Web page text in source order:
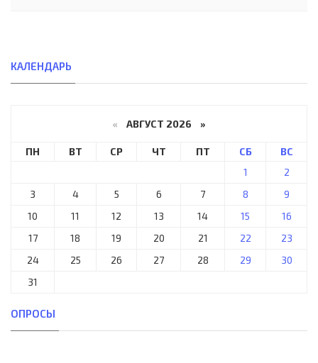
КАЛЕНДАРЬ
« АВГУСТ 2026 »
ПН ВТ СР ЧТ ПТ СБ
ВС
1
2
3
4 5 6 7 8
9
10
11 12 13 14 15
16
17
18 19 20 21 22
23
24
25 26 27 28 29
30
31
ОПРОСЫ